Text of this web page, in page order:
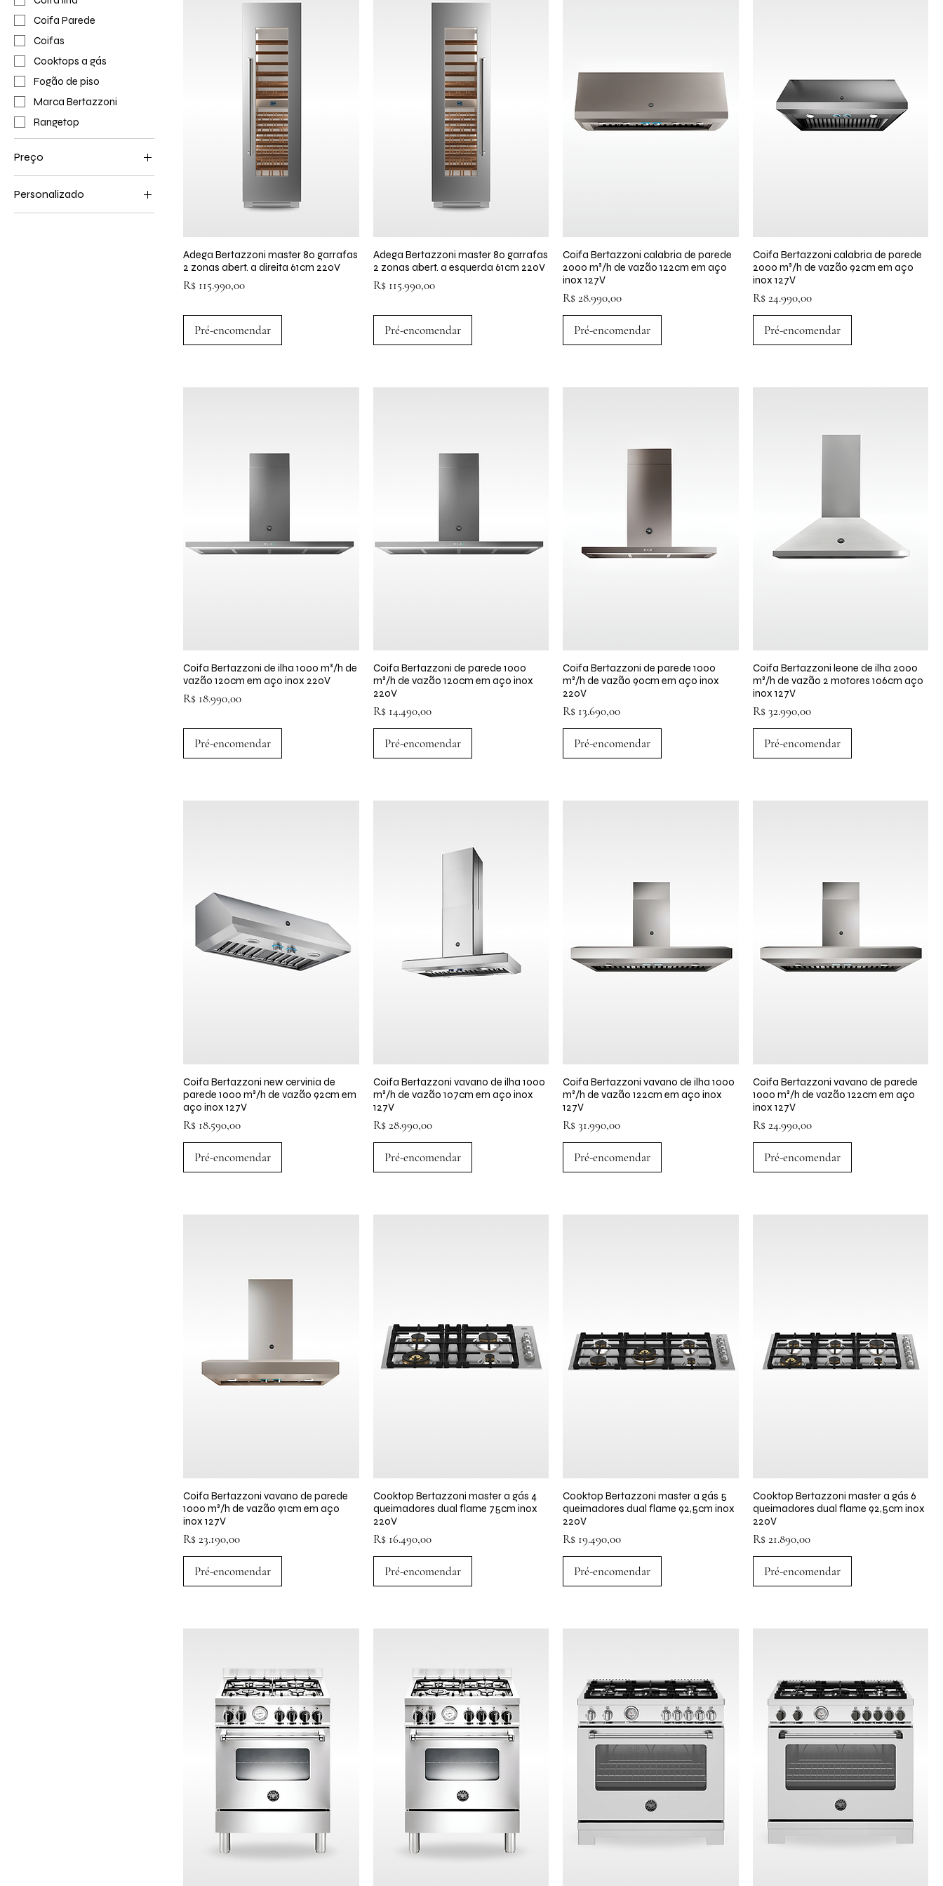
Coifa Parede
Coifas
Cooktops a gás
Fogão de piso
Marca Bertazzoni
Rangetop
Preço
R$ 13.690 R$ 121.990
Personalizado
Coifa ilha
Visualização rápida
Adega Bertazzoni master 80 garrafas
2 zonas abert. a direita 61cm 220V
Preço
R$ 115.990,00
Pré-encomendar
Visualização rápida
Adega Bertazzoni master 80 garrafas
2 zonas abert. a esquerda 61cm 220V
Preço
R$ 115.990,00
Pré-encomendar
Visualização rápida
Coifa Bertazzoni calabria de parede
2000 m³/h de vazão 122cm em aço
inox 127V
Preço
R$ 28.990,00
Pré-encomendar
Visualização rápida
Coifa Bertazzoni calabria de parede
2000 m³/h de vazão 92cm em aço
inox 127V
Preço
R$ 24.990,00
Pré-encomendar
Visualização rápida
Coifa Bertazzoni de ilha 1000 m³/h de
vazão 120cm em aço inox 220V
Preço
R$ 18.990,00
Pré-encomendar
Visualização rápida
Coifa Bertazzoni de parede 1000
m³/h de vazão 120cm em aço inox
220V
Preço
R$ 14.490,00
Pré-encomendar
Visualização rápida
Coifa Bertazzoni de parede 1000
m³/h de vazão 90cm em aço inox
220V
Preço
R$ 13.690,00
Pré-encomendar
Visualização rápida
Coifa Bertazzoni leone de ilha 2000
m³/h de vazão 2 motores 106cm aço
inox 127V
Preço
R$ 32.990,00
Pré-encomendar
Visualização rápida
Coifa Bertazzoni new cervinia de
parede 1000 m³/h de vazão 92cm em
aço inox 127V
Preço
R$ 18.590,00
Pré-encomendar
Visualização rápida
Coifa Bertazzoni vavano de ilha 1000
m³/h de vazão 107cm em aço inox
127V
Preço
R$ 28.990,00
Pré-encomendar
Visualização rápida
Coifa Bertazzoni vavano de ilha 1000
m³/h de vazão 122cm em aço inox
127V
Preço
R$ 31.990,00
Pré-encomendar
Visualização rápida
Coifa Bertazzoni vavano de parede
1000 m³/h de vazão 122cm em aço
inox 127V
Preço
R$ 24.990,00
Pré-encomendar
Visualização rápida
Coifa Bertazzoni vavano de parede
1000 m³/h de vazão 91cm em aço
inox 127V
Preço
R$ 23.190,00
Pré-encomendar
Visualização rápida
Cooktop Bertazzoni master a gás 4
queimadores dual flame 75cm inox
220V
Preço
R$ 16.490,00
Pré-encomendar
Visualização rápida
Cooktop Bertazzoni master a gás 5
queimadores dual flame 92,5cm inox
220V
Preço
R$ 19.490,00
Pré-encomendar
Visualização rápida
Cooktop Bertazzoni master a gás 6
queimadores dual flame 92,5cm inox
220V
Preço
R$ 21.890,00
Pré-encomendar